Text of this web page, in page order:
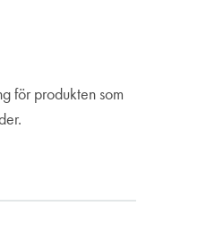
för produkten som